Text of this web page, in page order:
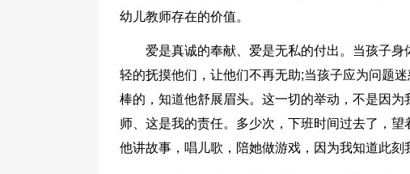
幼儿教师存在的价值。
爱是真诚的奉献、爱是无私的付出。当孩子
轻的抚摸他们，让他们不再无助;当孩子应为问题
棒的，知道他舒展眉头。这一切的举动，不是因
师、这是我的责任。多少次，下班时间过去了，
他讲故事，唱儿歌，陪她做游戏，因为我知道此刻